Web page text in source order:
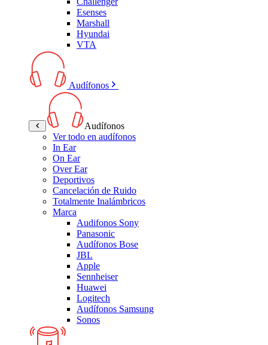
Esenses
Marshall
Hyundai
VTA
Audífonos
Audífonos
Ver todo en audífonos
In Ear
On Ear
Over Ear
Deportivos
Cancelación de Ruido
Totalmente Inalámbricos
Marca
Audifonos Sony
Panasonic
Audífonos Bose
JBL
Apple
Sennheiser
Huawei
Logitech
Audífonos Samsung
Sonos